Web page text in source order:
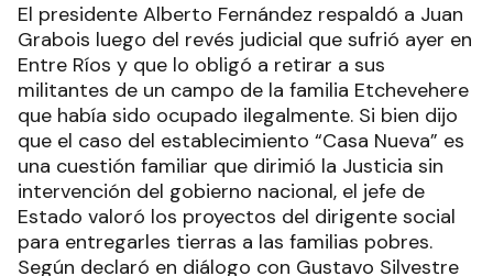
El presidente Alberto Fernández respaldó a Juan
Grabois luego del revés judicial que sufrió ayer en
Entre Ríos y que lo obligó a retirar a sus
militantes de un campo de la familia Etchevehere
que había sido ocupado ilegalmente. Si bien dijo
que el caso del establecimiento “Casa Nueva” es
una cuestión familiar que dirimió la Justicia sin
intervención del gobierno nacional, el jefe de
Estado valoró los proyectos del dirigente social
para entregarles tierras a las familias pobres.
Según declaró en diálogo con Gustavo Silvestre